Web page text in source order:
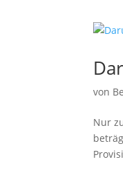
von
Nur